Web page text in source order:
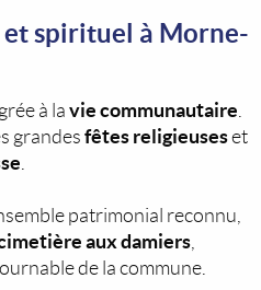
spirituel à Morne-
à la vie communautaire.
grandes fêtes religieuseset
.
patrimonial reconnu,
aux damiers,
de la commune.